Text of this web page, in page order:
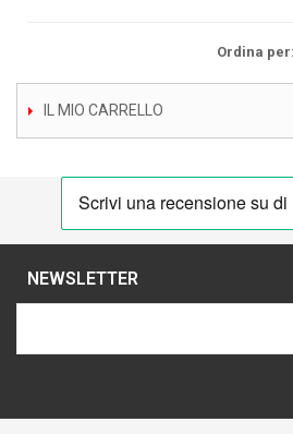
Ordina per
IL MIO CARRELLO
NEWSLETTER